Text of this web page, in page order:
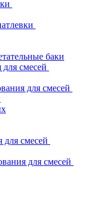
баки
для смесей
для смесей
для смесей
для смесей